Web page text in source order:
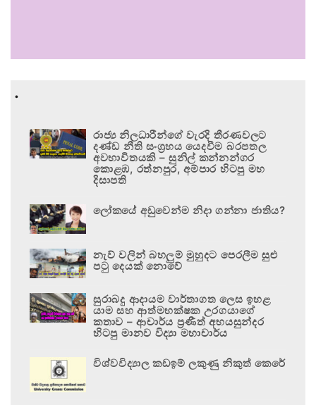
.
රාජ්‍ය නිලධාරීන්ගේ වැරදි තීරණවලට
දණ්ඩ නීති සංග්‍රහය යෙදවීම බරපතල
අවභාවිතයකි – සුනිල් කන්නන්ගර
කොළඹ, රත්නපුර, අම්පාර හිටපු මහ
දිසාපති
ලෝකයේ අඩුවෙන්ම නිදා ගන්නා ජාතිය?
නැව් වලින් බහලුම් මුහුදට පෙරලීම සුළු
පටු දෙයක් නොවේ
සුරාබදු ආදායම වාර්තාගත ලෙස ඉහළ
යාම සහ ආත්මභක්ෂක උරගයාගේ
කතාව – ආචාර්ය ප්‍රණීත් අභයසුන්දර
හිටපු මානව විද්‍යා මහාචාර්ය
විශ්වවිද්‍යාල කඩඉම් ලකුණු නිකුත් කෙරේ